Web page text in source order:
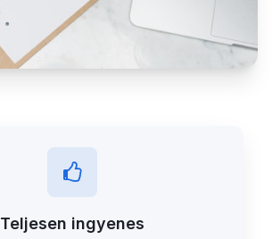
Teljesen ingyenes